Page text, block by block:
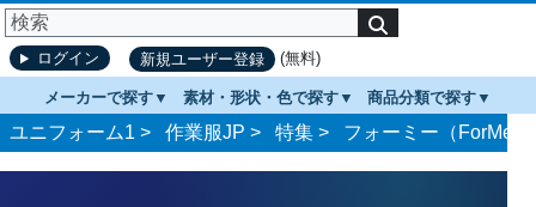
ログイン 新規ユーザー登録 (無料)
メーカーで探す 素材・形状・色で探す 商品分類で探す
ユニフォーム1 > 作業服JP > 特集 > フォーミー（ForMe